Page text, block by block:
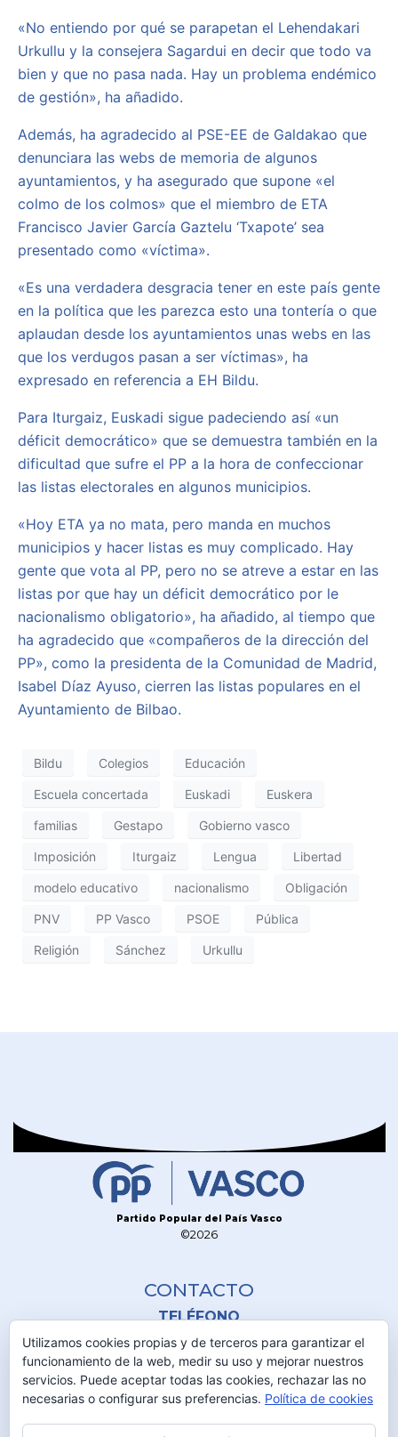
«No entiendo por qué se parapetan el Lehendakari
Urkullu y la consejera Sagardui en decir que todo va
bien y que no pasa nada. Hay un problema endémico
de gestión», ha añadido.
Además, ha agradecido al PSE-EE de Galdakao que
denunciara las webs de memoria de algunos
ayuntamientos, y ha asegurado que supone «el
colmo de los colmos» que el miembro de ETA
Francisco Javier García Gaztelu ‘Txapote’ sea
presentado como «víctima».
«Es una verdadera desgracia tener en este país gente
en la política que les parezca esto una tontería o que
aplaudan desde los ayuntamientos unas webs en las
que los verdugos pasan a ser víctimas», ha
expresado en referencia a EH Bildu.
Para Iturgaiz, Euskadi sigue padeciendo así «un
déficit democrático» que se demuestra también en la
dificultad que sufre el PP a la hora de confeccionar
las listas electorales en algunos municipios.
«Hoy ETA ya no mata, pero manda en muchos
municipios y hacer listas es muy complicado. Hay
gente que vota al PP, pero no se atreve a estar en las
listas por que hay un déficit democrático por le
nacionalismo obligatorio», ha añadido, al tiempo que
ha agradecido que «compañeros de la dirección del
PP», como la presidenta de la Comunidad de Madrid,
Isabel Díaz Ayuso, cierren las listas populares en el
Ayuntamiento de Bilbao.
Bildu Colegios Educación
Escuela concertada Euskadi Euskera
familias Gestapo Gobierno vasco
Imposición Iturgaiz Lengua Libertad
modelo educativo nacionalismo Obligación
PNV PP Vasco PSOE Pública
Religión Sánchez Urkullu
Partido Popular del País Vasco
©2026
CONTACTO
TELÉFONO
945 230 600
DIRECCIÓN
C/Olaguibel 2 1º
01001 Vitoria-Gasteiz
Utilizamos cookies propias y de terceros para garantizar el
funcionamiento de la web, medir su uso y mejorar nuestros
servicios. Puede aceptar todas las cookies, rechazar las no
necesarias o configurar sus preferencias. Política de cookies